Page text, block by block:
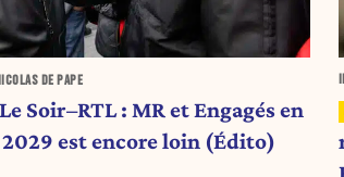
DE PAPE
Soir–RTL : MR et Engagés en
est encore loin (Édito)